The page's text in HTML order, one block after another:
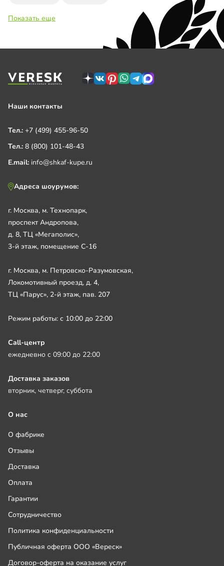
Показать еще
Наши контакты
Тел.: +7 (499) 455-96-50
Тел.: 8 (800) 101-48-43
E.mail: info@shkaf-kupe.ru
Адреса шоурумов:
г. Москва, м. Технопарк,
проспект Андропова,
д. 8, ТЦ «Мегаполис»,
3-й этаж, помещение С-16
г. Москва, м. Петровско-Разумовская,
Локомотивный проезд, д. 4,
ТЦ «Парус», 2-й этаж, пав. 207
Режим работы: с 10:00 до 22:00
Call-центр
ежедневно с 09:00 до 22:00
Доставка заказов
вторник, четверг, суббота
О нас
О фабрике
Отзывы
Доставка
Оплата
Гарантии
Сотрудничество
Политика конфиденциальности
Публичная оферта ООО «Вереск»
Договор-оферта на оказание услуг